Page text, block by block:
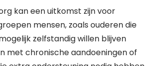
kan een uitkomst zijn voor
mensen, zoals ouderen die
zelfstandig willen blijven
met chronische aandoeningen of